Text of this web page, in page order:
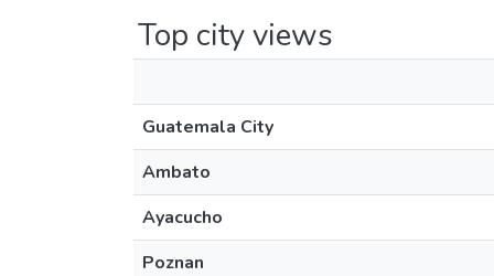
Top city views
Guatemala City
Ambato
Ayacucho
Poznan